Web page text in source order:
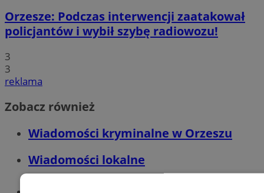
Orzesze: Podczas interwencji zaatakował
policjantów i wybił szybę radiowozu!
3
3
reklama
Zobacz również
Wiadomości kryminalne w Orzeszu
Wiadomości lokalne